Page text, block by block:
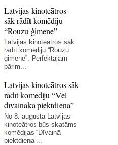
Latvijas kinoteātros
sāk rādīt komēdiju
“Rouzu ģimene”
Latvijas kinoteātros sāk
rādīt komēdiju “Rouzu
ģimene”. Perfektajam
pārim...
Latvijas kinoteātros sāk
rādīt komēdiju “Vēl
dīvaināka piektdiena”
No 8. augusta Latvijas
kinoteātros būs skatāms
komēdijas “Dīvainā
piektdiena”...